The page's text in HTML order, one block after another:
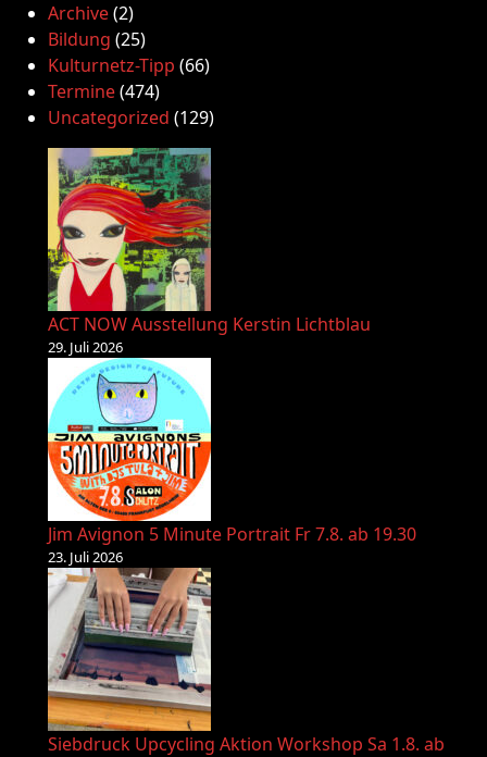
Archive(2)
Bildung (25)
Kulturnetz-Tipp (66)
Termine(474)
Uncategorized (129)
ACT NOW Ausstellung Kerstin Lichtblau
29. Juli 2026
Jim Avignon 5 Minute Portrait Fr 7.8. ab 19.30
23. Juli 2026
Siebdruck Upcycling Aktion Workshop Sa 1.8. ab